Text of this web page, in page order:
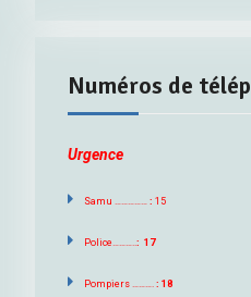
Numéros de
Urgence
Samu …………… : 15
Police………..: 17
Pompiers ………. : 18